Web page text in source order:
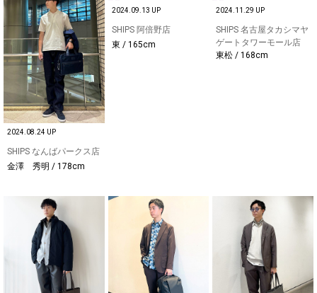
2024.08.24 UP
SHIPS なんばパークス店
金澤 秀明 / 178cm
2024.09.13 UP
SHIPS 阿倍野店
東 / 165cm
2024.11.29 UP
SHIPS 名古屋タカシマヤ
ゲートタワーモール店
東松 / 168cm